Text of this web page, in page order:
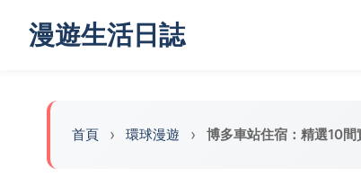
漫遊生活日誌
首頁 ‌環球漫遊 博多車站住宿：精選10